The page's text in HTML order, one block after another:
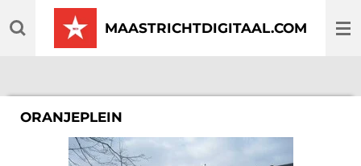
direct
MAASTRICHTDIGITAAL.COM
ORANJEPLEIN